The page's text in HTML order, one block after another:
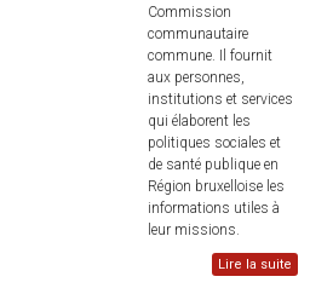
Commission
communautaire
commune. Il fournit
aux personnes,
institutions et services
qui élaborent les
politiques sociales et
de santé publique en
Région bruxelloise les
informations utiles à
leur missions.
Lire la suite